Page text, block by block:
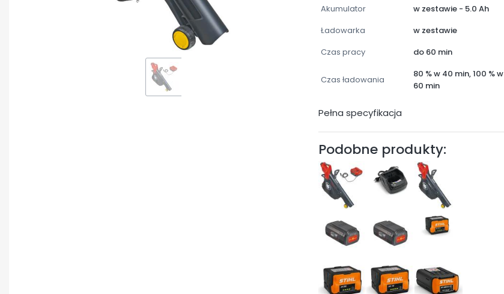
Akumulator
w zestawie - 5.0 Ah
Ładowarka
w zestawie
Czas pracy
do 60 min
Czas ładowania
80 % w 40 min, 100 % w
60 min
Pełna specyfikacja
Podobne produkty: